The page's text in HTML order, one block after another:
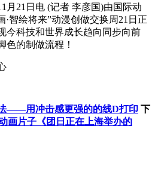
月21日电 (记者 李彦国)由国际动
·智绘将来”动漫创做交换周21日正
今科技和世界成长趋向同步向前
色的制做流程！
——用冲击感更强的的线D打印 下
画片子《团日正在上海举办的